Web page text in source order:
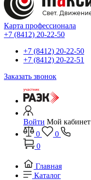
Карта профессионала
+7 (8412) 20-22-50
+7 (8412) 20-22-50
+7 (8412) 20-22-51
Заказать звонок
Войти Мой кабинет
0
0
0
Главная
Каталог